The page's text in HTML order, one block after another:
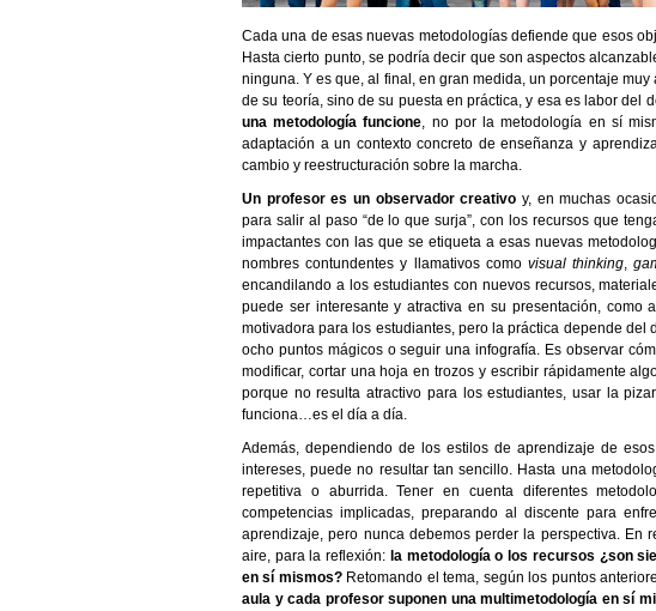
Cada una de esas nuevas metodologías defiende que esos
Hasta cierto punto, se podría decir que son aspectos
ninguna. Y es que, al final, en gran medida, un porcentaje
de su teoría, sino de su puesta en práctica, y esa es labor del
una metodología funcione, no por la metodología en sí
adaptación a un contexto concreto de enseñanza y
cambio y reestructuración sobre la marcha.
Un profesor es un observador creativo y, en muchas
para salir al paso “de lo que surja”, con los recursos que
impactantes con las que se etiqueta a esas nuevas
nombres contundentes y llamativos como visual thinking,
encandilando a los estudiantes con nuevos recursos,
puede ser interesante y atractiva en su presentación, como
motivadora para los estudiantes, pero la práctica depende del
ocho puntos mágicos o seguir una infografía. Es observar
modificar, cortar una hoja en trozos y escribir rápidamente
porque no resulta atractivo para los estudiantes, usar la
funciona…es el día a día.
Además, dependiendo de los estilos de aprendizaje de
intereses, puede no resultar tan sencillo. Hasta una
repetitiva o aburrida. Tener en cuenta diferentes
competencias implicadas, preparando al discente para
aprendizaje, pero nunca debemos perder la perspectiva. En
aire, para la reflexión: la metodología o los recursos ¿son
en sí mismos? Retomando el tema, según los puntos
aula y cada profesor suponen una multimetodología en sí